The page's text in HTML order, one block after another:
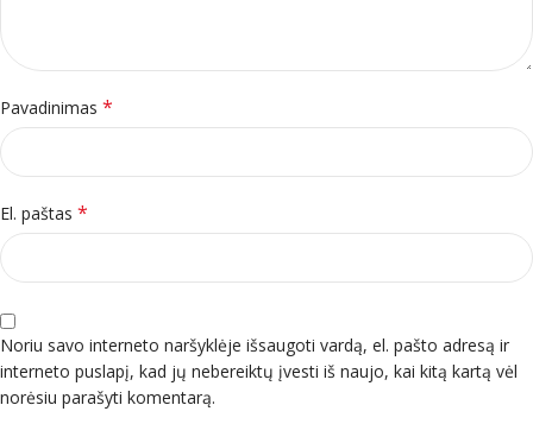
Pavadinimas *
El. paštas *
Noriu savo interneto naršyklėje išsaugoti vardą, el. pašto adresą ir
interneto puslapį, kad jų nebereiktų įvesti iš naujo, kai kitą kartą vėl
norėsiu parašyti komentarą.